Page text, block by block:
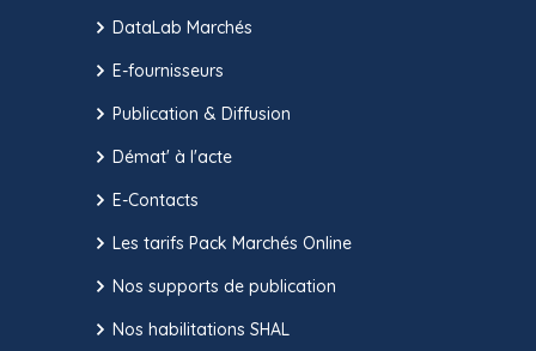
DataLab Marchés
E-fournisseurs
Publication & Diffusion
Démat' à l'acte
E-Contacts
Les tarifs Pack Marchés Online
Nos supports de publication
Nos habilitations SHAL